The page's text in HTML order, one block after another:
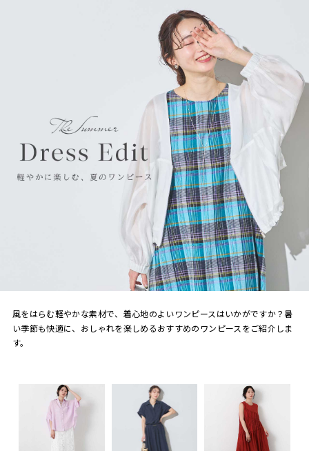
風をはらむ軽やかな素材で、着心地のよいワンピースはいかがですか？暑
い季節も快適に、おしゃれを楽しめるおすすめのワンピースをご紹介しま
す。